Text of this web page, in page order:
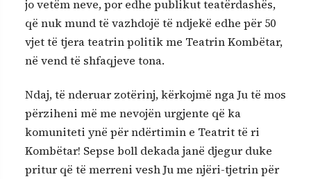
jo vetëm neve, por edhe publikut teatërdashës,
që nuk mund të vazhdojë të ndjekë edhe për 50
vjet të tjera teatrin politik me Teatrin Kombëtar,
në vend të shfaqjeve tona.
Ndaj, të nderuar zotërinj, kërkojmë nga Ju të mos
përziheni më me nevojën urgjente që ka
komuniteti ynë për ndërtimin e Teatrit të ri
Kombëtar! Sepse boll dekada janë djegur duke
pritur që të merreni vesh Ju me njëri-tjetrin për